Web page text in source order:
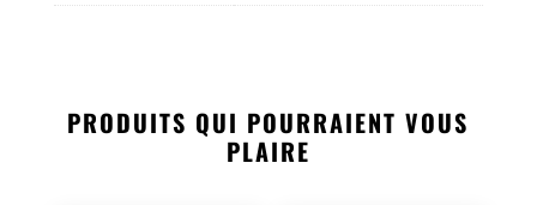
PRODUITS QUI POURRAIENT VOUS
PLAIRE